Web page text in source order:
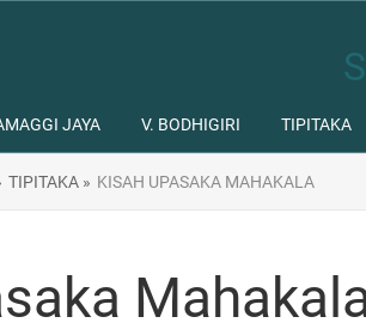
JAYA V. BODHIGIRI TIPITAKA
TIPITAKA » KISAH UPASAKA MAHAKALA